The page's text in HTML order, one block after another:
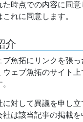
た時点での内容に同
れに同意します。
介
魚拓にリンクを張
ウェブ魚拓のサイト
対して異議を申し立
社は該当記事の掲載